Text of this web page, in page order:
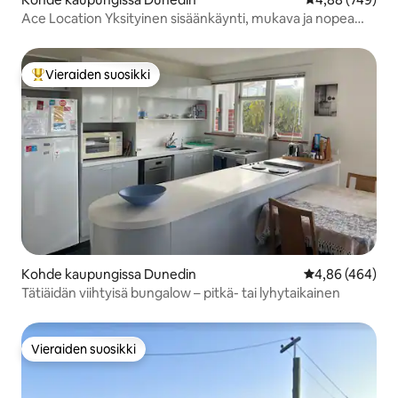
Ace Location Yksityinen sisäänkäynti, mukava ja nopea
Vieraiden suosikkien parhaimmistoa
Vieraiden suosikki
Kohde kaupungissa Dunedin
4,86 (464)
Tätiäidän viihtyisä bungalow – pitkä- tai lyhytaikainen
Vieraiden suosikki
Vieraiden suosikki